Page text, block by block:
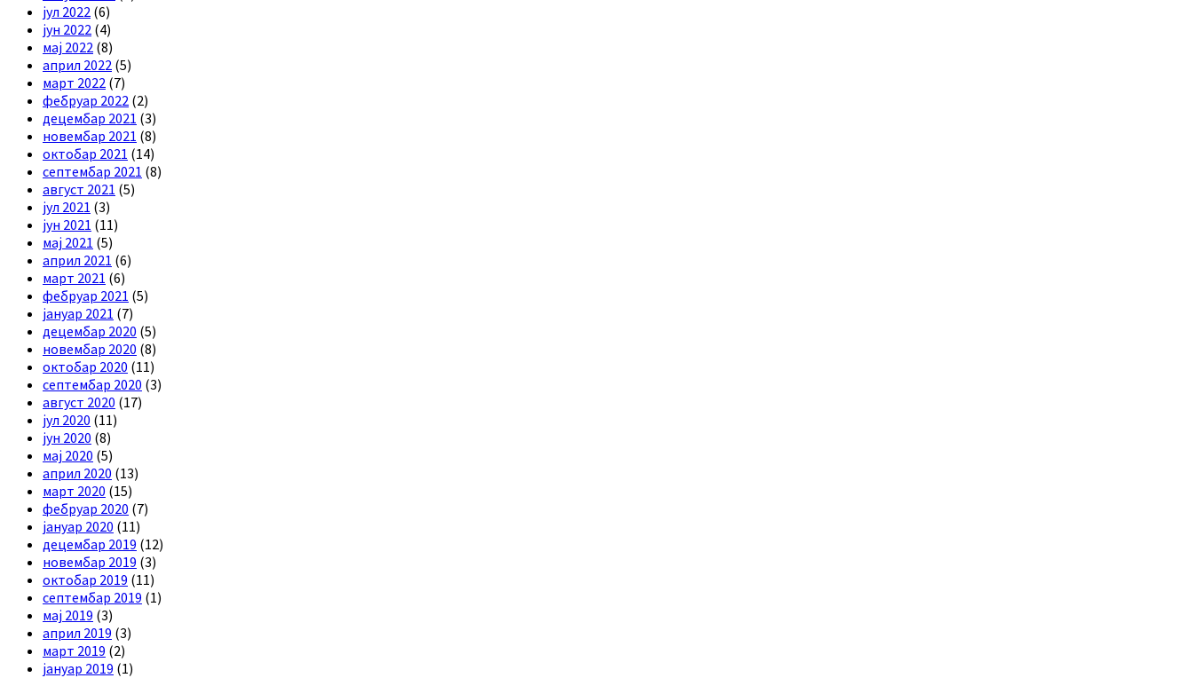
јул 2022 (6)
јун 2022 (4)
мај 2022 (8)
април 2022 (5)
март 2022 (7)
фебруар 2022 (2)
децембар 2021 (3)
новембар 2021 (8)
октобар 2021 (14)
септембар 2021 (8)
август 2021 (5)
јул 2021 (3)
јун 2021 (11)
мај 2021 (5)
април 2021 (6)
март 2021 (6)
фебруар 2021 (5)
јануар 2021 (7)
децембар 2020 (5)
новембар 2020 (8)
октобар 2020 (11)
септембар 2020 (3)
август 2020 (17)
јул 2020 (11)
јун 2020 (8)
мај 2020 (5)
април 2020 (13)
март 2020 (15)
фебруар 2020 (7)
јануар 2020 (11)
децембар 2019 (12)
новембар 2019 (3)
октобар 2019 (11)
септембар 2019 (1)
мај 2019 (3)
април 2019 (3)
март 2019 (2)
јануар 2019 (1)